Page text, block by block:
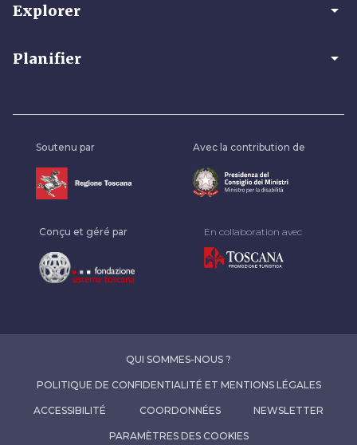
Explorer arrow_drop_down
Planifier arrow_drop_down
Soutenu par Avec la contribution de
Conçu et géré par En collaboration avec
QUI SOMMES-NOUS ?
POLITIQUE DE CONFIDENTIALITÉ ET MENTIONS LÉGALES
ACCESSIBILITÉ COORDONNÉES NEWSLETTER
PARAMÈTRES DES COOKIES